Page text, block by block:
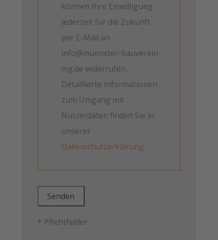
können Ihre Einwilligung
jederzeit für die Zukunft
per E-Mail an
info@muenster-bauverein-
mg.de widerrufen.
Detaillierte Informationen
zum Umgang mit
Nutzerdaten finden Sie in
unserer
Datenschutzerklärung.
* Pflichtfelder